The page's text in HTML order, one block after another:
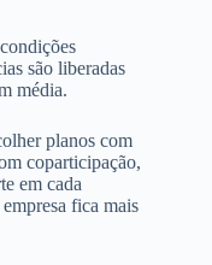
são liberadas
média.
planos com
coparticipação,
em cada
fica mais